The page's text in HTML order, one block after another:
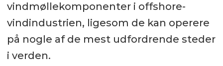
vindmøllekomponenter i offshore-
vindindustrien, ligesom de kan operere
på nogle af de mest udfordrende steder
i verden.